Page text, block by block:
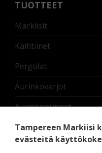
TUOTTEET
Markiisit
Kaihtimet
Pergolat
Aurinkovarjot
Aurinkopurjeet
Nostettavat lasikaiteet
Terassilämmittimet
Tampereen Markiisi
evästeitä